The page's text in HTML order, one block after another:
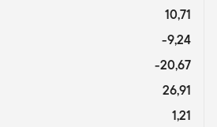
10,71
-9,24
-20,67
26,91
1,21